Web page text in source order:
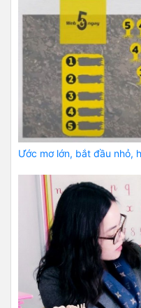
Ước mơ lớn, bắt đầu nhỏ,